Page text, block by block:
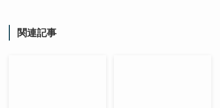
関連記事